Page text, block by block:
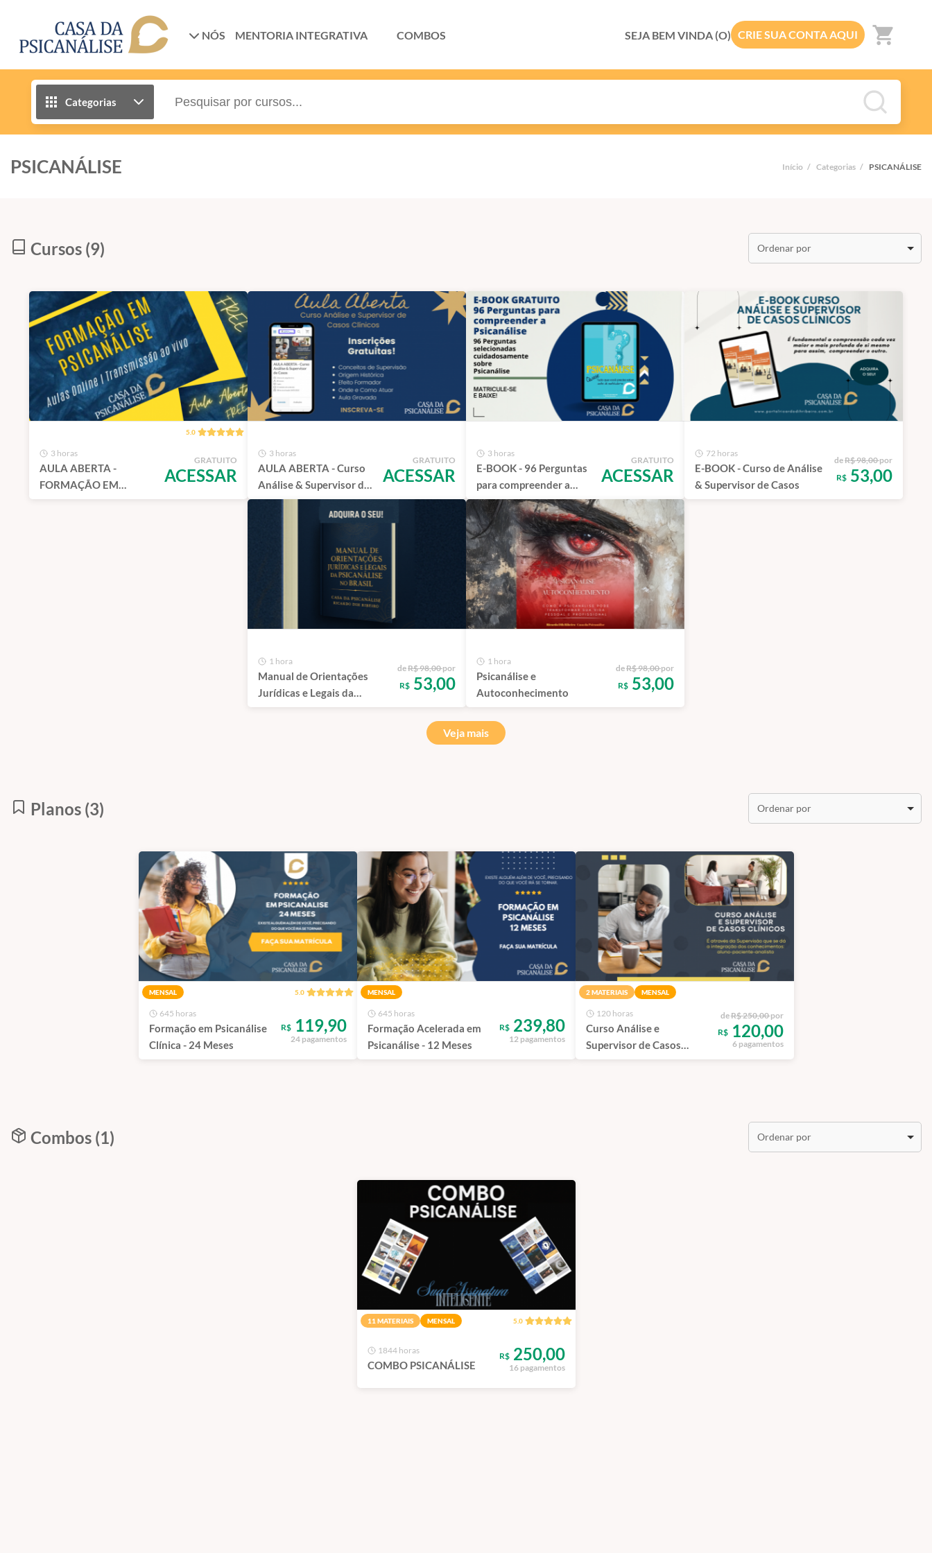
NÓS MENTORIA INTEGRATIVA COMBOS SEJA BEM VINDA (O) CRIE SUA CONTA AQUI shopping_cart
Categorias
PSICANÁLISE Início / Categorias / PSICANÁLISE
Cursos (9) Ordenar por
5.0
3 horas
AULA ABERTA -
FORMAÇÃO EM
PSICANÁLISE
GRATUITO
ACESSAR
3 horas
AULA ABERTA - Curso
Análise & Supervisor de
Casos
GRATUITO
ACESSAR
3 horas
E-BOOK - 96 Perguntas
para compreender a
Psicanálise
GRATUITO
ACESSAR
72 horas
E-BOOK - Curso de Análise
& Supervisor de Casos
deR$ 98,00por
R$ 53,00
1 hora
Manual de Orientações
Jurídicas e Legais da
Psicanálise no Brasil
deR$ 98,00por
R$ 53,00
1 hora
Psicanálise e
Autoconhecimento
deR$ 98,00por
R$ 53,00
Veja mais
Planos (3) Ordenar por
MENSAL 5.0
645 horas
Formação em Psicanálise
Clínica - 24 Meses
R$119,90
24 pagamentos
MENSAL
645 horas
Formação Acelerada em
Psicanálise - 12 Meses
R$239,80
12 pagamentos
2 MATERIAIS MENSAL
120 horas
Curso Análise e
Supervisor de Casos
Clínicos
deR$ 250,00por
R$120,00
6 pagamentos
Combos (1) Ordenar por
11 MATERIAIS MENSAL 5.0
1844 horas
COMBO PSICANÁLISE
R$250,00
16 pagamentos